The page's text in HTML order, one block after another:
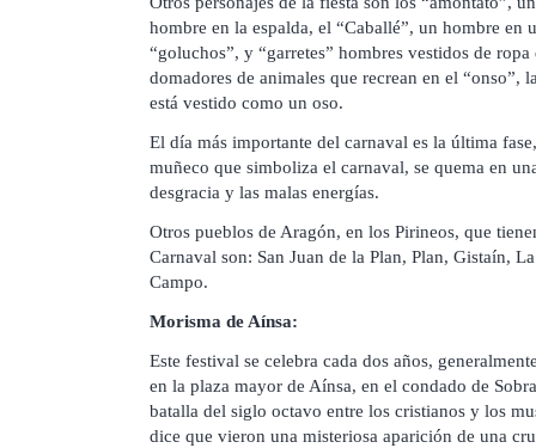
hombre en la espalda, el “Caballé”, un hombre en
“goluchos”, y “garretes” hombres vestidos de
domadores de animales que recrean en el “onso”,
está vestido como un oso.
El día más importante del carnaval es la última
muñeco que simboliza el carnaval, se quema en
desgracia y las malas energías.
Otros pueblos de Aragón, en los Pirineos, que
Carnaval son: San Juan de la Plan, Plan, Gistaín,
Campo.
Morisma de Aínsa:
Este festival se celebra cada dos años,
en la plaza mayor de Aínsa, en el condado de
batalla del siglo octavo entre los cristianos y los
dice que vieron una misteriosa aparición de una